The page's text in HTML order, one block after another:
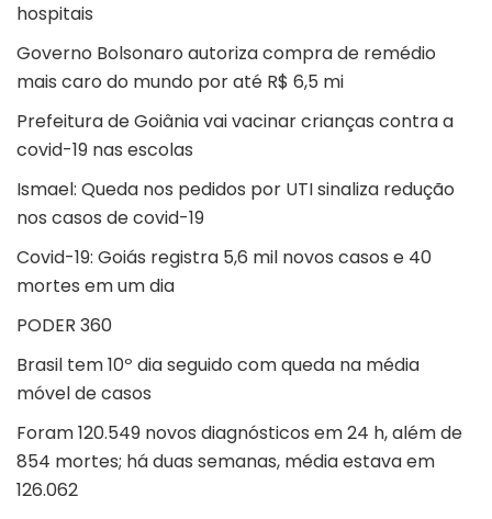
hospitais
Governo Bolsonaro autoriza compra de remédio
mais caro do mundo por até R$ 6,5 mi
Prefeitura de Goiânia vai vacinar crianças contra a
covid-19 nas escolas
Ismael: Queda nos pedidos por UTI sinaliza redução
nos casos de covid-19
Covid-19: Goiás registra 5,6 mil novos casos e 40
mortes em um dia
PODER 360
Brasil tem 10º dia seguido com queda na média
móvel de casos
Foram 120.549 novos diagnósticos em 24 h, além de
854 mortes; há duas semanas, média estava em
126.062